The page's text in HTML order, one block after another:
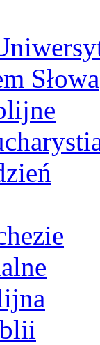
Słowa